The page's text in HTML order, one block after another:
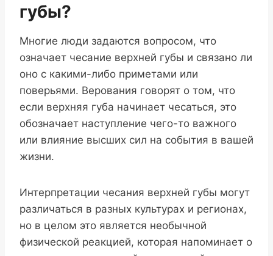
губы?
Многие люди задаются вопросом, что
означает чесание верхней губы и связано ли
оно с какими-либо приметами или
поверьями. Верования говорят о том, что
если верхняя губа начинает чесаться, это
обозначает наступление чего-то важного
или влияние высших сил на события в вашей
жизни.
Интерпретации чесания верхней губы могут
различаться в разных культурах и регионах,
но в целом это является необычной
физической реакцией, которая напоминает о